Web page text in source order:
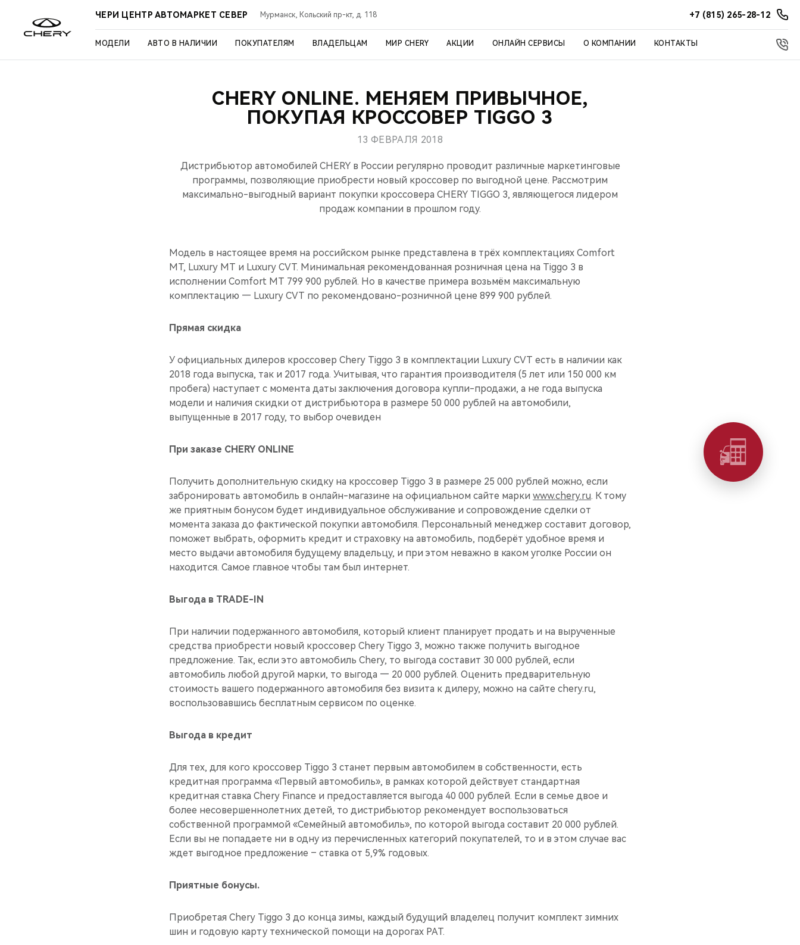
ЧЕРИ ЦЕНТР АВТОМАРКЕТ СЕВЕР Мурманск, Кольский пр-кт, д. 118 +7 (815) 265-28-12
МОДЕЛИ АВТО В НАЛИЧИИ ПОКУПАТЕЛЯМ ВЛАДЕЛЬЦАМ МИР CHERY АКЦИИ ОНЛАЙН СЕРВИСЫ О КОМПАНИИ КОНТАКТЫ
CHERY ONLINE. МЕНЯЕМ ПРИВЫЧНОЕ,
ПОКУПАЯ КРОССОВЕР TIGGO 3
13 ФЕВРАЛЯ 2018
Дистрибьютор автомобилей CHERY в России регулярно проводит различные маркетинговые
программы, позволяющие приобрести новый кроссовер по выгодной цене. Рассмотрим
максимально-выгодный вариант покупки кроссовера CHERY TIGGO 3, являющегося лидером
продаж компании в прошлом году.
Модель в настоящее время на российском рынке представлена в трёх комплектациях Comfort
MT, Luxury MT и Luxury CVT. Минимальная рекомендованная розничная цена на Tiggo 3 в
исполнении Comfort MT 799 900 рублей. Но в качестве примера возьмём максимальную
комплектацию — Luxury CVT по рекомендовано-розничной цене 899 900 рублей.
Прямая скидка
У официальных дилеров кроссовер Chery Tiggo 3 в комплектации Luxury CVT есть в наличии как
2018 года выпуска, так и 2017 года. Учитывая, что гарантия производителя (5 лет или 150 000 км
пробега) наступает с момента даты заключения договора купли-продажи, а не года выпуска
модели и наличия скидки от дистрибьютора в размере 50 000 рублей на автомобили,
выпущенные в 2017 году, то выбор очевиден
При заказе CHERY ONLINE
Получить дополнительную скидку на кроссовер Tiggo 3 в размере 25 000 рублей можно, если
забронировать автомобиль в онлайн-магазине на официальном сайте марки www.chery.ru. К тому
же приятным бонусом будет индивидуальное обслуживание и сопровождение сделки от
момента заказа до фактической покупки автомобиля. Персональный менеджер составит договор,
поможет выбрать, оформить кредит и страховку на автомобиль, подберёт удобное время и
место выдачи автомобиля будущему владельцу, и при этом неважно в каком уголке России он
находится. Самое главное чтобы там был интернет.
Выгода в TRADE-IN
При наличии подержанного автомобиля, который клиент планирует продать и на вырученные
средства приобрести новый кроссовер Chery Tiggo 3, можно также получить выгодное
предложение. Так, если это автомобиль Chery, то выгода составит 30 000 рублей, если
автомобиль любой другой марки, то выгода — 20 000 рублей. Оценить предварительную
стоимость вашего подержанного автомобиля без визита к дилеру, можно на сайте chery.ru,
воспользовавшись бесплатным сервисом по оценке.
Выгода в кредит
Для тех, для кого кроссовер Tiggo 3 станет первым автомобилем в собственности, есть
кредитная программа «Первый автомобиль», в рамках которой действует стандартная
кредитная ставка Chery Finance и предоставляется выгода 40 000 рублей. Если в семье двое и
более несовершеннолетних детей, то дистрибьютор рекомендует воспользоваться
собственной программой «Семейный автомобиль», по которой выгода составит 20 000 рублей.
Если вы не попадаете ни в одну из перечисленных категорий покупателей, то и в этом случае вас
ждет выгодное предложение – ставка от 5,9% годовых.
Приятные бонусы.
Приобретая Chery Tiggo 3 до конца зимы, каждый будущий владелец получит комплект зимних
шин и годовую карту технической помощи на дорогах РАТ.